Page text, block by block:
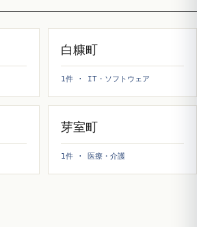
白糠町
1件 · IT・ソフトウェア
芽室町
1件 · 医療・介護